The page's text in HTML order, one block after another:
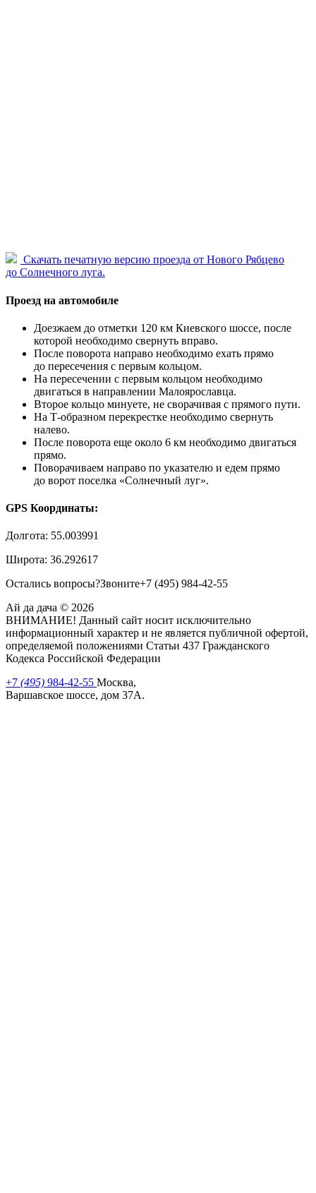
Скачать печатную версию проезда от Нового Рябцево
до Солнечного луга.
Проезд на автомобиле
Доезжаем до отметки 120 км Киевского шоссе, после
которой необходимо свернуть вправо.
После поворота направо необходимо ехать прямо
до пересечения с первым кольцом.
На пересечении с первым кольцом необходимо
двигаться в направлении Малоярославца.
Второе кольцо минуете, не сворачивая с прямого пути.
На Т-образном перекрестке необходимо свернуть
налево.
После поворота еще около 6 км необходимо двигаться
прямо.
Поворачиваем направо по указателю и едем прямо
до ворот поселка «Солнечный луг».
GPS Координаты:
Долгота: 55.003991
Широта: 36.292617
Остались вопросы?Звоните+7 (495) 984-42-55
Ай да дача © 2026
ВНИМАНИЕ! Данный сайт носит исключительно
информационный характер и не является публичной офертой,
определяемой положениями Статьи 437 Гражданского
Кодекса Российской Федерации
+7 (495) 984-42-55 Москва,
Варшавское шоссе, дом 37А.